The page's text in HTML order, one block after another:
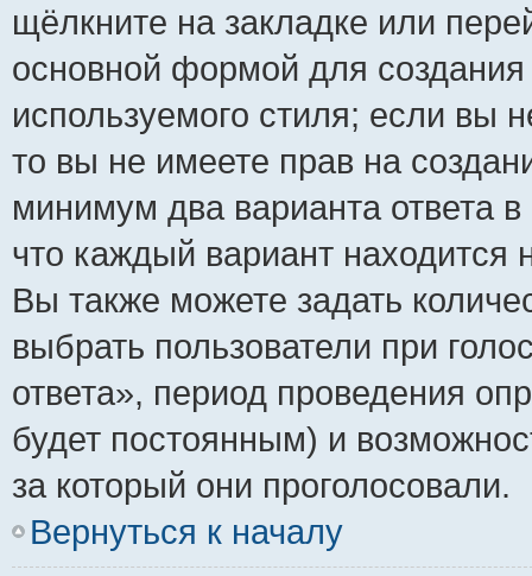
щёлкните на закладке или
основной формой для
используемого стиля; если вы
то вы не имеете прав на
минимум два варианта ответа
что каждый вариант находится
Вы также можете задать
выбрать пользователи при
ответа», период проведения
будет постоянным) и
за который они проголосовали.
Вернуться к началу